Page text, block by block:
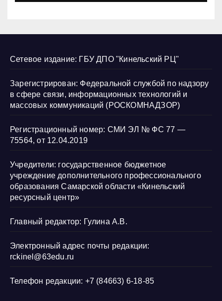
Сетевое издание: ГБУ ДПО "Кинельский РЦ"
Зарегистрирован: Федеральной службой по надзору
в сфере связи, информационных технологий и
массовых коммуникаций (РОСКОМНАДЗОР)
Регистрационный номер: СМИ ЭЛ № ФС 77 —
75564, от 12.04.2019
Учредители: государственное бюджетное
учреждение дополнительного профессионального
образования Самарской области «Кинельский
ресурсный центр»
Главный редактор: Гулина А.В.
Электронный адрес почты редакции:
rckinel@63edu.ru
Телефон редакции: +7 (84663) 6-18-85